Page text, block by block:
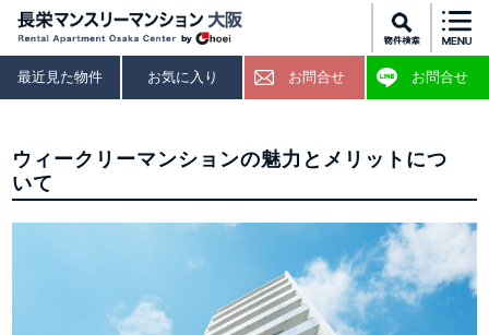
最近見た物件 お気に入り お問合せ お問合せ
ウィークリーマンションの魅力とメリットにつ
いて